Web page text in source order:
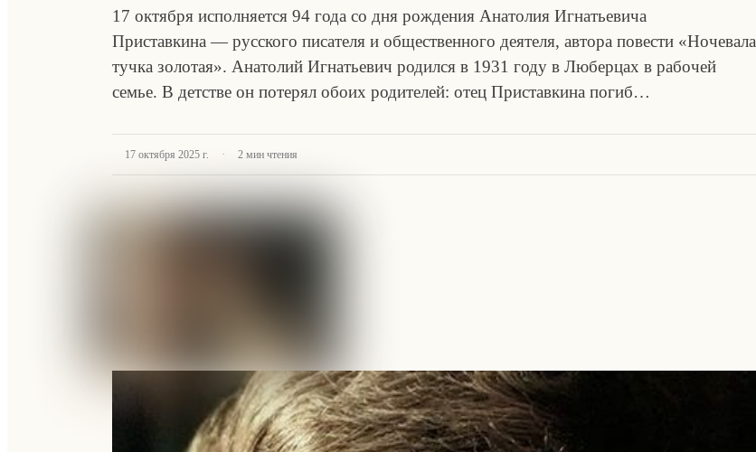
17 октября исполняется 94 года со дня рождения Анатолия Игнатьевича
Приставкина — русского писателя и общественного деятеля, автора повести «Ночевала
тучка золотая». Анатолий Игнатьевич родился в 1931 году в Люберцах в рабочей
семье. В детстве он потерял обоих родителей: отец Приставкина погиб…
17 октября 2025 г. · 2 мин чтения